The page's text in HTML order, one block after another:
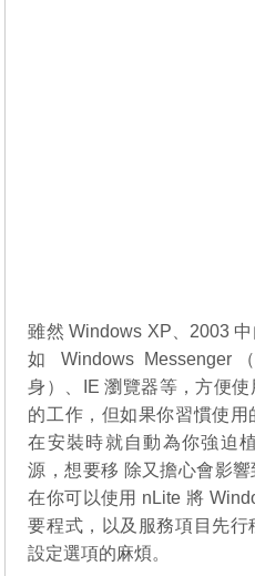
雖然 Windows XP、2003
如 Windows Messenger
身）、IE 瀏覽器等，方便
的工作，但如果你習慣使
在安裝時就自動為你強迫
源，想要移 除又擔心會影
在你可以使用 nLite 將
要程式，以及服務項目先
設定選項的麻煩。